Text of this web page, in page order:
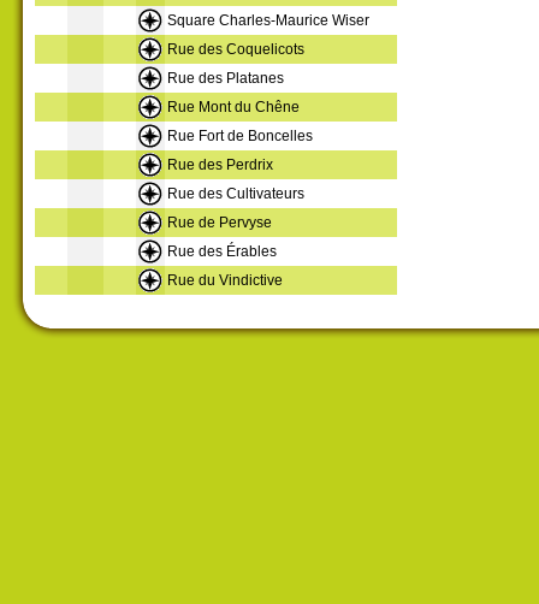
Square Charles-Maurice Wiser
Rue des Coquelicots
Rue des Platanes
Rue Mont du Chêne
Rue Fort de Boncelles
Rue des Perdrix
Rue des Cultivateurs
Rue de Pervyse
Rue des Érables
Rue du Vindictive